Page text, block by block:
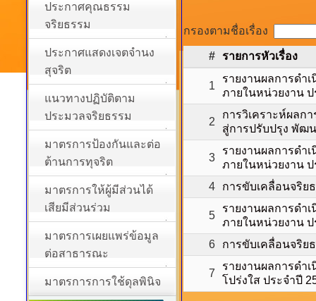
กรองตามชื่อเรื่อง
# รายการหัวเรื่อง
1
รายงานผลการดำ
ภายในหน่วยงาน ป
2
การวิเคราะห์ผลก
สู่การปรับปรุง พัฒ
3
รายงานผลการดำ
ภายในหน่วยงาน ป
4
การขับเคลื่อนจริย
5
รายงานผลการดำ
ภายในหน่วยงาน ป
6
การขับเคลื่อนจริย
7
รายงานผลการดำ
โปร่งใส ประจำปี
ประกาศคุณธรรม
จริยธรรม
ประกาศแสดงเจตจำนง
สุจริต
แนวทางปฏิบัติตาม
ประมวลจริยธรรม
มาตรการป้องกันและต่อ
ต้านการทุจริต
มาตรการให้ผู้มีส่วนได้
เสียมีส่วนร่วม
มาตรการเผยแพร่ข้อมูล
ต่อสาธารณะ
มาตรการการใช้ดุลพินิจ